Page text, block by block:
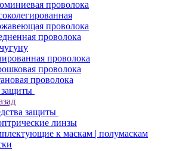
проволока
проволока
проволока
проволока
проволока
проволока
защиты
защиты
линзы
к маскам | полумаскам